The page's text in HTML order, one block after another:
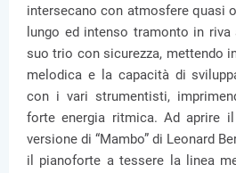
intersecano con atmosfere quasi
lungo ed intenso tramonto in riva
suo trio con sicurezza, mettendo
melodica e la capacità di
con i vari strumentisti,
forte energia ritmica. Ad aprire
versione di “Mambo” di Leonard
il pianoforte a tessere la linea